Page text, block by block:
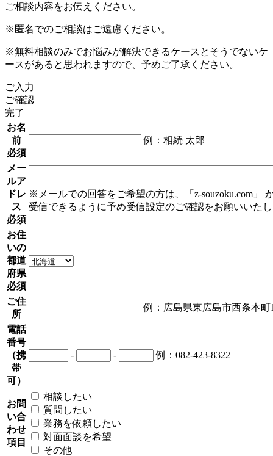
ご相談内容をお伝えください。
※匿名でのご相談はご遠慮ください。
※無料相談のみでお悩みが解決できるケースとそうでないケ
ースがあると思われますので、予めご了承ください。
ご入力
ご確認
完了
お名
前
必須
例：相続 太郎
メー
ルア
ドレ
ス
必須
※メールでの回答をご希望の方は、「z-souzoku.com」
受信できるように予め受信設定のご確認をお願いいた
お住
いの
都道
府県
必須
ご住
所
例：広島県東広島市西条本町
電話
番号
（携
帯
可）
- - 例：082-423-8322
お問
い合
わせ
項目
相談したい
質問したい
業務を依頼したい
対面面談を希望
その他